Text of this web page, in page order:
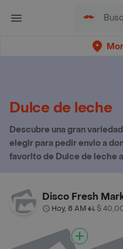
Dulce de leche
Descubre una gran
elegir para pedir envio a
favorito de Dulce de leche
Disco Fresh
Hoy, 8 AM• $